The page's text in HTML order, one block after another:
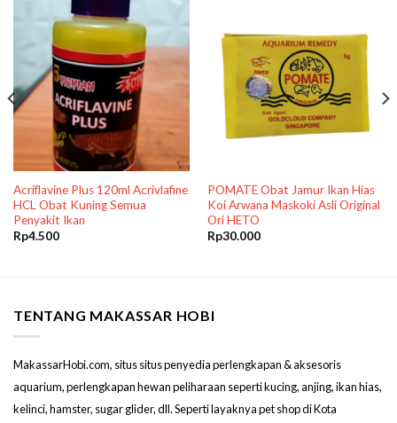
Acriflavine Plus 120ml Acrivlafine
HCL Obat Kuning Semua
Penyakit Ikan
Rp4.500
POMATE Obat Jamur Ikan Hias
Koi Arwana Maskoki Asli Original
Ori HETO
Rp30.000
TENTANG MAKASSAR HOBI
MakassarHobi.com, situs situs penyedia perlengkapan & aksesoris
aquarium, perlengkapan hewan peliharaan seperti kucing, anjing, ikan hias,
kelinci, hamster, sugar glider, dll. Seperti layaknya pet shop di Kota